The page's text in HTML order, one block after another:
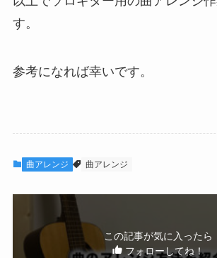
す。
参考になれば幸いです。
曲アレンジ 曲アレンジ
この記事が気に入ったら
フォローしてね！